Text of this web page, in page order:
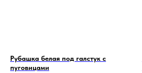
Рубашка белая под галстук с
пуговицами